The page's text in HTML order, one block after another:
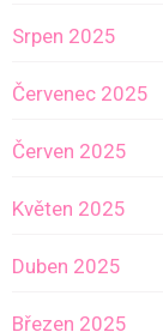
Srpen 2025
Červenec 2025
Červen 2025
Květen 2025
Duben 2025
Březen 2025